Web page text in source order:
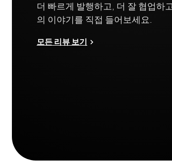
더 빠르게 발행하고, 더 잘 협업하
의 이야기를 직접 들어보세요.
모든 리뷰 보기